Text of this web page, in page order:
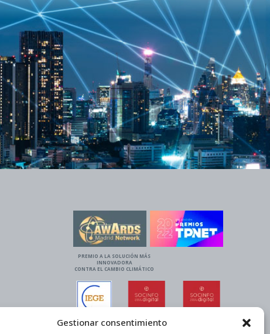
Gestionar consentimiento
PREMIO A LA SOLUCIÓN MÁS
INNOVADORA
CONTRA EL CAMBIO CLIMÁTICO